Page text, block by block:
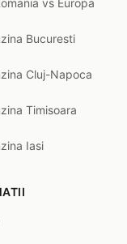
vs Europa
Bucuresti
Cluj-Napoca
Timisoara
Iasi